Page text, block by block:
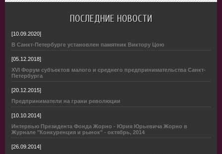
ПОСЛЕДНИЕ НОВОСТИ
[10.09.2020]
В Санкт-Петербурге установлен памятник Виктору Цою
[05.12.2018]
XVI Форум субъектов малого и среднего предпринимательства Санкт-
Петербурга
[20.12.2015]
Предприниматели на грани революции
[10.10.2014]
Интервью Президента Фонда Жорно - Юрия Юрьевича Жорно в
Журнале "Конкуренция и рынок" - октябрь, 2014
[26.09.2014]